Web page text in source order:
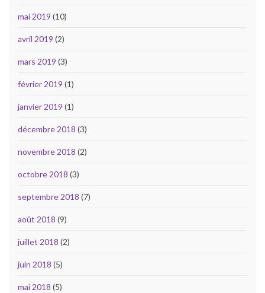
mai 2019 (10)
avril 2019 (2)
mars 2019 (3)
février 2019 (1)
janvier 2019 (1)
décembre 2018 (3)
novembre 2018 (2)
octobre 2018 (3)
septembre 2018 (7)
août 2018 (9)
juillet 2018 (2)
juin 2018 (5)
mai 2018 (5)